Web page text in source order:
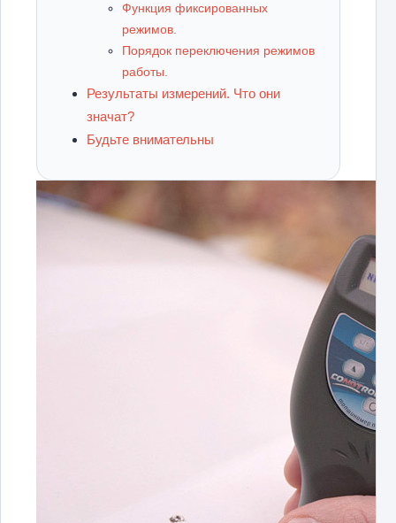
Функция фиксированных
режимов.
Порядок переключения режимов
работы.
Результаты измерений. Что они
значат?
Будьте внимательны